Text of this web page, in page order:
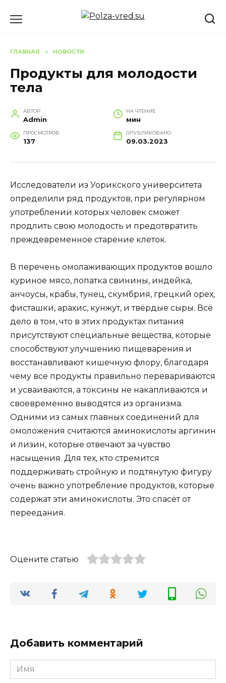
ГЛАВНАЯ » НОВОСТИ
Продукты для молодости
тела
АВТОР
Admin
НА ЧТЕНИЕ
мин
ПРОСМОТРОВ
137
ОПУБЛИКОВАНО
09.03.2023
Исследователи из Уорикского университета
определили ряд продуктов, при регулярном
употреблении которых человек сможет
продлить свою молодость и предотвратить
преждевременное старение клеток.
В перечень омолаживающих продуктов вошло
куриное мясо, лопатка свинины, индейка,
анчоусы, крабы, тунец, скумбрия, грецкий орех,
фисташки, арахис, кунжут, и твёрдые сыры. Всё
дело в том, что в этих продуктах питания
присутствуют специальные вещества, которые
способствуют улучшению пищеварения и
восстанавливают кишечную флору, благодаря
чему все продукты правильно перевариваются
и усваиваются, а токсины не накапливаются и
своевременно выводятся из организма.
Одними из самых главных соединений для
омоложения считаются аминокислоты аргинин
и лизин, которые отвечают за чувство
насыщения. Для тех, кто стремится
поддерживать стройную и подтянутую фигуру
очень важно употребление продуктов, которые
содержат эти аминокислоты. Это спасёт от
переедания.
Оцените статью
Добавить комментарий
Имя
*